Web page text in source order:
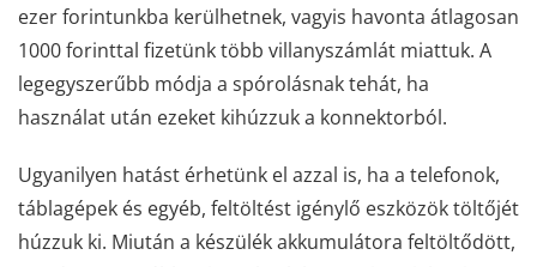
ezer forintunkba kerülhetnek, vagyis havonta átlagosan
1000 forinttal fizetünk több villanyszámlát miattuk. A
legegyszerűbb módja a spórolásnak tehát, ha
használat után ezeket kihúzzuk a konnektorból.
Ugyanilyen hatást érhetünk el azzal is, ha a telefonok,
táblagépek és egyéb, feltöltést igénylő eszközök töltőjét
húzzuk ki. Miután a készülék akkumulátora feltöltődött,